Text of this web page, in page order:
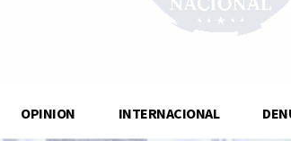
OPINION INTERNACIONAL